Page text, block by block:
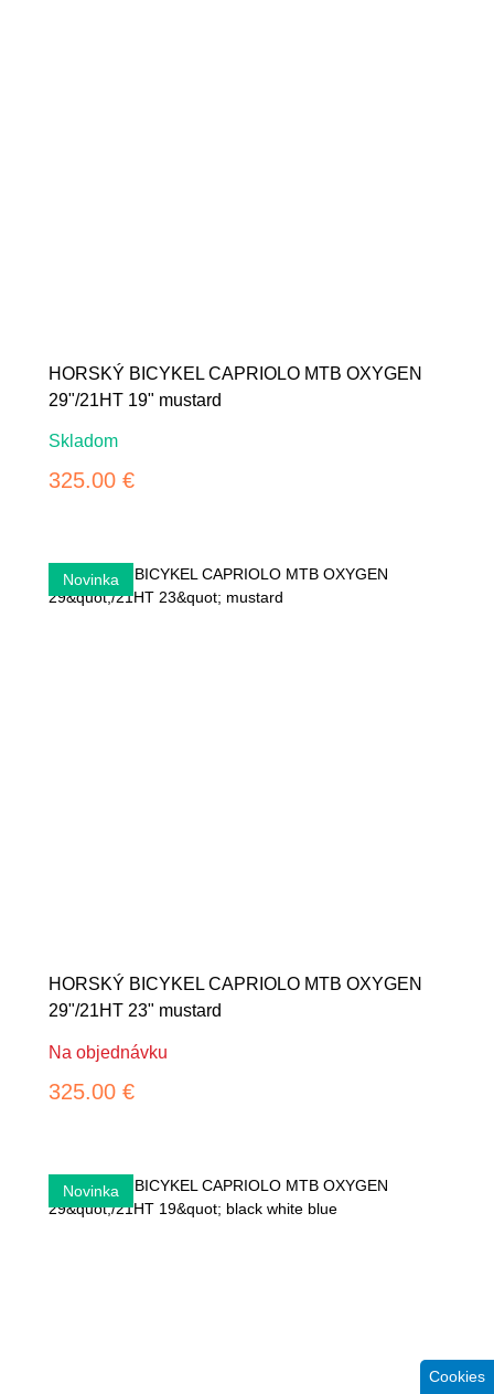
HORSKÝ BICYKEL CAPRIOLO MTB OXYGEN
29"/21HT 19" mustard
Skladom
325.00 €
HORSKÝ BICYKEL CAPRIOLO MTB OXYGEN
29"/21HT 23" mustard
Na objednávku
325.00 €
Cookies